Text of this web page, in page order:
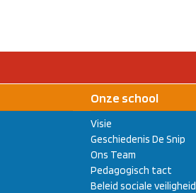
Onze school
Visie
Geschiedenis De Snip
Ons Team
Pedagogisch tact
Beleid sociale veiligheid